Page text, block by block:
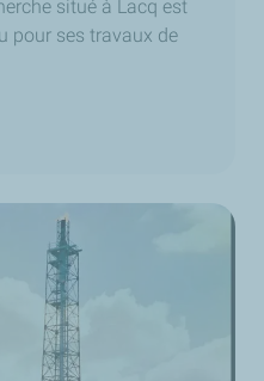
situé à Lacq est
pour ses travaux de